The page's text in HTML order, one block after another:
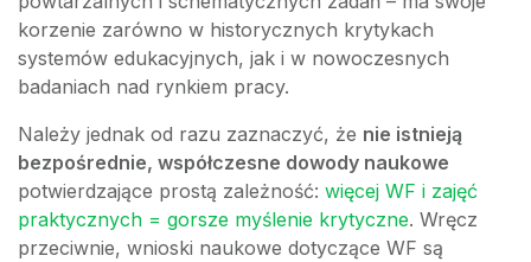
korzenie zarówno w historycznych krytykach
systemów edukacyjnych, jak i w nowoczesnych
badaniach nad rynkiem pracy.
Należy jednak od razu zaznaczyć, że nie istnieją
bezpośrednie, współczesne dowody naukowe
potwierdzające prostą zależność: więcej WF i zajęć
praktycznych = gorsze myślenie krytyczne. Wręcz
przeciwnie, wnioski naukowe dotyczące WF są